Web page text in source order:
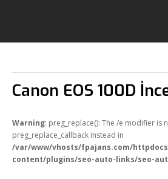
Canon EOS 100D
Warning: preg_replace(): The /e modifier is
preg_replace_callback instead in
/var/www/vhosts/fpajans.com/
content/plugins/seo-auto-links/seo-